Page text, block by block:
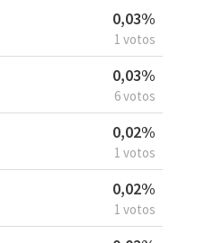
0,03%
1 votos
0,03%
6 votos
0,02%
1 votos
0,02%
1 votos